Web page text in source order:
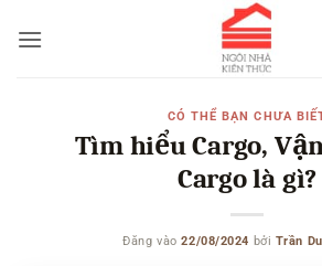
qua
CÓ THỂ BẠN CHƯA
Tìm hiểu Cargo,
Cargo là gì?
Đăng vào22/08/2024 bởi Trần